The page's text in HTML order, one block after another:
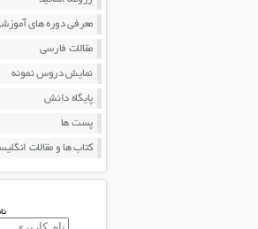
معرفی دوره های
مقالات فارسی
نمایش دروس نمونه
پایگاه دانش
پست ها
کتاب ها و مقالات